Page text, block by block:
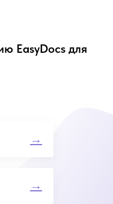
EasyDocs для
→
→